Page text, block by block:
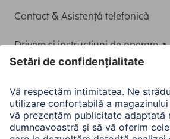
Contact & Asistență telefonică
Drivere și instrucțiuni de operare
A.N.P.C.
A.N.P.C. SAL